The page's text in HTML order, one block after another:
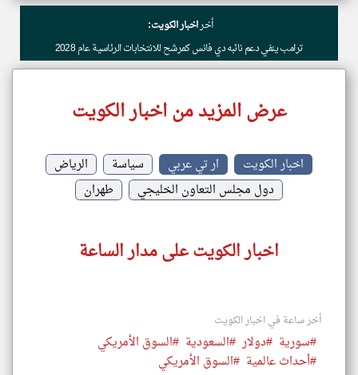
أخراخبار الكويت:
ترامب ينفي دعم نائبه دي فانس كمرشح للانتخابات الرئاسية عام 2028
عرض المزيد من اخبار الكويت
اخبار الكويت ار تي عربي سياسة
الرياض
دول مجلس التعاون الخليجي
طهران
اخبار الكويت على مدار الساعة
أخر ساعة في اخبار الكويت
#سورية #دولار #السعودية #السوق الأمريكي
#أحداث عالمية #السوق الأمريكي